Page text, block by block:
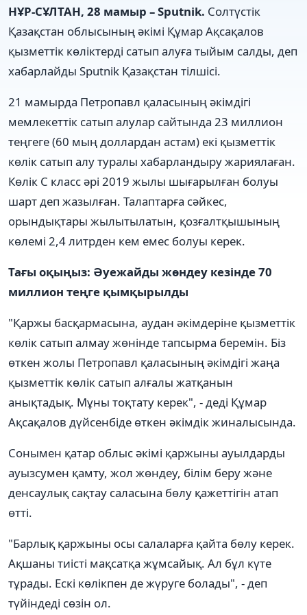
НҰР-СҰЛТАН, 28 мамыр – Sputnik. Солтүстік
Қазақстан облысының әкімі Құмар Ақсақалов
қызметтік көліктерді сатып алуға тыйым салды, деп
хабарлайды Sputnik Қазақстан тілшісі.
21 мамырда Петропавл қаласының әкімдігі
мемлекеттік сатып алулар сайтында 23 миллион
теңгеге (60 мың доллардан астам) екі қызметтік
көлік сатып алу туралы хабарландыру жариялаған.
Көлік С класс әрі 2019 жылы шығарылған болуы
шарт деп жазылған. Талаптарға сәйкес,
орындықтары жылытылатын, қозғалтқышының
көлемі 2,4 литрден кем емес болуы керек.
Тағы оқыңыз: Әуежайды жөндеу кезінде 70
миллион теңге қымқырылды
"Қаржы басқармасына, аудан әкімдеріне қызметтік
көлік сатып алмау жөнінде тапсырма беремін. Біз
өткен жолы Петропавл қаласының әкімдігі жаңа
қызметтік көлік сатып алғалы жатқанын
анықтадық. Мұны тоқтату керек", - деді Құмар
Ақсақалов дүйсенбіде өткен әкімдік жиналысында.
Сонымен қатар облыс әкімі қаржыны ауылдарды
ауызсумен қамту, жол жөндеу, білім беру және
денсаулық сақтау саласына бөлу қажеттігін атап
өтті.
"Барлық қаржыны осы салаларға қайта бөлу керек.
Ақшаны тиісті мақсатқа жұмсайық. Ал бұл күте
тұрады. Ескі көлікпен де жүруге болады", - деп
түйіндеді сөзін ол.